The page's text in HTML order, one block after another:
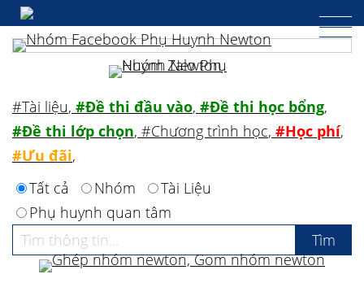
#Tài liệu, #Đề thi đầu vào, #Đề thi học bổng,
#Đề thi lớp chọn, #Chương trình học, #Học phí,
#Ưu đãi,
Tất cả
Nhóm
Tài Liệu
Phụ huynh quan tâm